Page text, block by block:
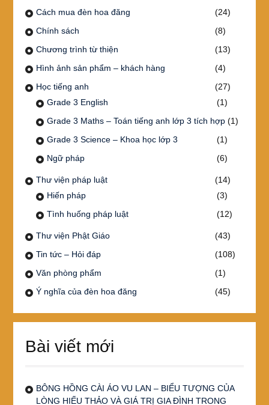
Cách mua đèn hoa đăng
(24)
Chính sách
(8)
Chương trình từ thiện
(13)
Hình ảnh sản phẩm – khách hàng
(4)
Học tiếng anh
(27)
Grade 3 English
(1)
Grade 3 Maths – Toán tiếng anh lớp 3 tích hợp(1)
Grade 3 Science – Khoa học lớp 3
(1)
Ngữ pháp
(6)
Thư viện pháp luật
(14)
Hiến pháp
(3)
Tình huống pháp luật
(12)
Thư viện Phật Giáo
(43)
Tin tức – Hỏi đáp
(108)
Văn phòng phẩm
(1)
Ý nghĩa của đèn hoa đăng
(45)
Bài viết mới
BÔNG HỒNG CÀI ÁO VU LAN – BIỂU TƯỢNG CỦA
LÒNG HIẾU THẢO VÀ GIÁ TRỊ GIA ĐÌNH TRONG